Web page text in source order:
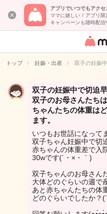
アプリでいつでもアクセ
ママに嬉しい！アプリ限
キャンペーンも随時配信
女性
イト
トップ 妊娠・出産 双子の妊娠
双子の妊娠中で切迫
双子のお母さんたち
ちゃんたちの体重は
ます。
いつもお世話になって
双子ちゃん妊娠中で切
赤ちゃんの体重差で入
30wです(´・×・｀)
双子ちゃんのお母さん
大体どのぐらいの週で
あと赤ちゃんたちの体
どのぐらいでしたか？